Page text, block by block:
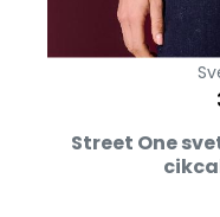
Street One